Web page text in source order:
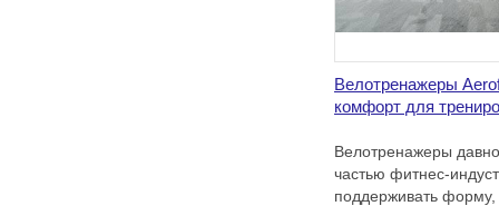
Велотренажеры
комфорт для
Велотренажеры
частью фитнес-
поддерживать форму,